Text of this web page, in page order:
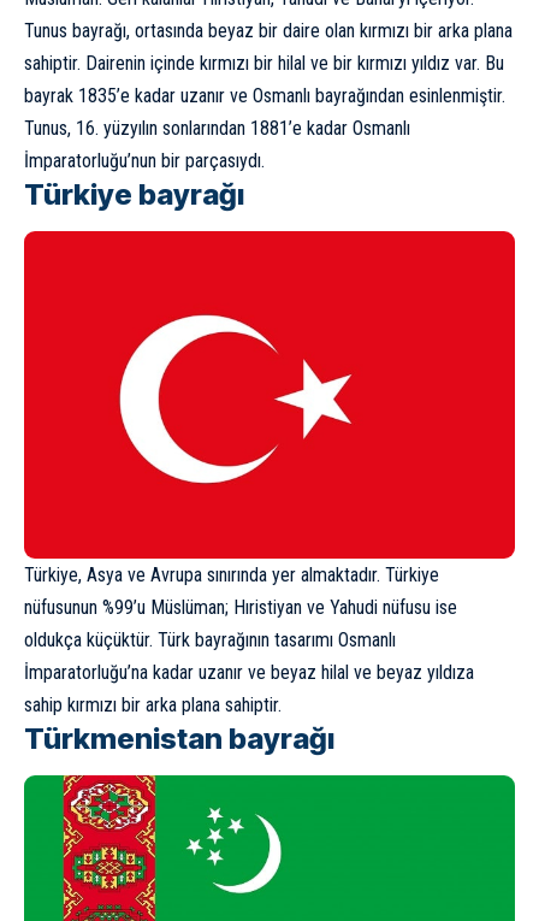
Tunus bayrağı, ortasında beyaz bir daire olan kırmızı bir arka plana
sahiptir. Dairenin içinde kırmızı bir hilal ve bir kırmızı yıldız var. Bu
bayrak 1835’e kadar uzanır ve Osmanlı bayrağından esinlenmiştir.
Tunus, 16. yüzyılın sonlarından 1881’e kadar Osmanlı
İmparatorluğu’nun bir parçasıydı.
Türkiye bayrağı
Türkiye, Asya ve Avrupa sınırında yer almaktadır. Türkiye
nüfusunun %99’u Müslüman; Hıristiyan ve Yahudi nüfusu ise
oldukça küçüktür. Türk bayrağının tasarımı Osmanlı
İmparatorluğu’na kadar uzanır ve beyaz hilal ve beyaz yıldıza
sahip kırmızı bir arka plana sahiptir.
Türkmenistan bayrağı